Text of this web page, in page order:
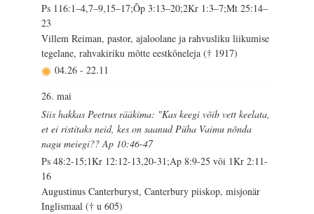
Ps 116:1–4,7–9,15–17;Õp 3:13–20;2Kr 1:3–7;Mt 25:14–
23
Villem Reiman, pastor, ajaloolane ja rahvusliku liikumise
tegelane, rahvakiriku mõtte eestkõneleja († 1917)
04.26 - 22.11
26. mai
Siis hakkas Peetrus rääkima: "Kas keegi võib vett keelata,
et ei ristitaks neid, kes on saanud Püha Vaimu nõnda
nagu meiegi?? Ap 10:46-47
Ps 48:2-15;1Kr 12:12-13,20-31;Ap 8:9-25 või 1Kr 2:11-
16
Augustinus Canterburyst, Canterbury piiskop, misjonär
Inglismaal († u 605)